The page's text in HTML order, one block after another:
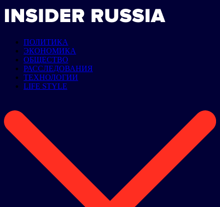
ПОЛИТИКА
ЭКОНОМИКА
ОБЩЕСТВО
РАССЛЕДОВАНИЯ
ТЕХНОЛОГИИ
LIFE STYLE